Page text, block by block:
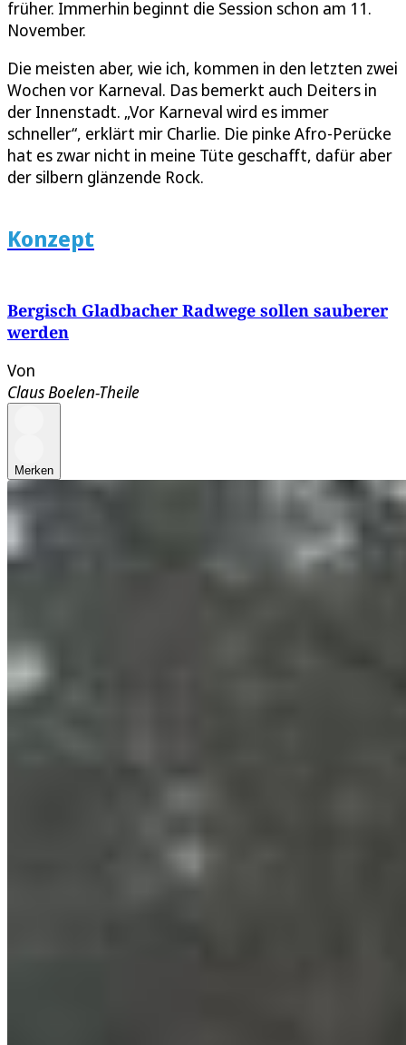
früher. Immerhin beginnt die Session schon am 11.
November.
Die meisten aber, wie ich, kommen in den letzten zwei
Wochen vor Karneval. Das bemerkt auch Deiters in
der Innenstadt. „Vor Karneval wird es immer
schneller“, erklärt mir Charlie. Die pinke Afro-Perücke
hat es zwar nicht in meine Tüte geschafft, dafür aber
der silbern glänzende Rock.
Konzept
Bergisch Gladbacher Radwege sollen sauberer
werden
Von
Claus Boelen-Theile
Merken